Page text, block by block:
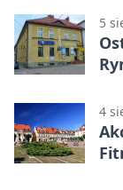
5
4